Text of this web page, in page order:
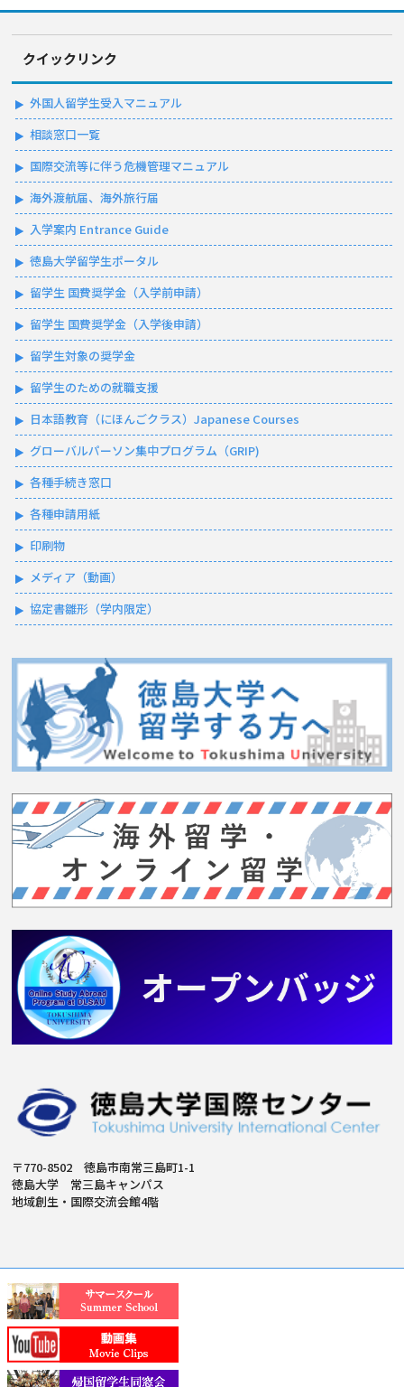
クイックリンク
外国人留学生受入マニュアル
相談窓口一覧
国際交流等に伴う危機管理マニュアル
海外渡航届、海外旅行届
入学案内 Entrance Guide
徳島大学留学生ポータル
留学生 国費奨学金（入学前申請）
留学生 国費奨学金（入学後申請）
留学生対象の奨学金
留学生のための就職支援
日本語教育（にほんごクラス）Japanese Courses
グローバルパーソン集中プログラム（GRIP)
各種手続き窓口
各種申請用紙
印刷物
メディア（動画）
協定書雛形（学内限定）
〒770-8502 徳島市南常三島町1-1
徳島大学 常三島キャンパス
地域創生・国際交流会館4階